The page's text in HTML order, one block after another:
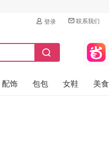
登录 联系我们
配饰 包包 女鞋 美食